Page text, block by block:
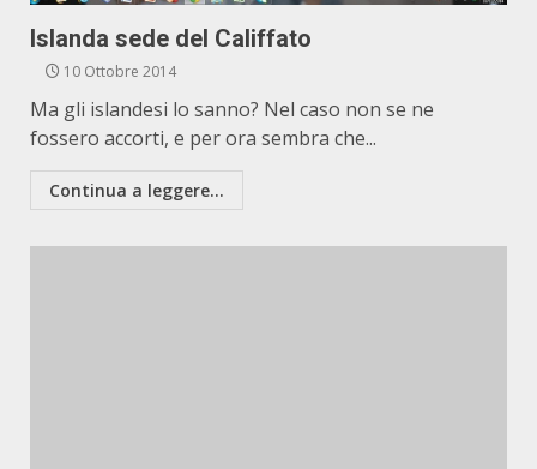
Islanda sede del Califfato
10 Ottobre 2014
Ma gli islandesi lo sanno? Nel caso non se ne
fossero accorti, e per ora sembra che...
Continua a leggere...